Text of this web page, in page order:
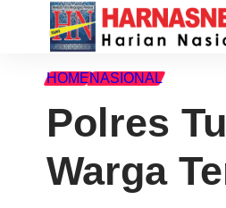
HOME NASIONAL
Polres